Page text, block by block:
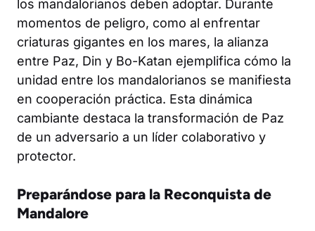
los mandalorianos deben adoptar. Durante
momentos de peligro, como al enfrentar
criaturas gigantes en los mares, la alianza
entre Paz, Din y Bo-Katan ejemplifica cómo la
unidad entre los mandalorianos se manifiesta
en cooperación práctica. Esta dinámica
cambiante destaca la transformación de Paz
de un adversario a un líder colaborativo y
protector.
Preparándose para la Reconquista de
Mandalore